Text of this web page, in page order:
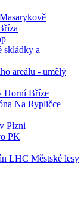
skládky a
areálu - umělý
Horní Bříze
Na Rypličce
Plzni
PK
LHC Městské lesy